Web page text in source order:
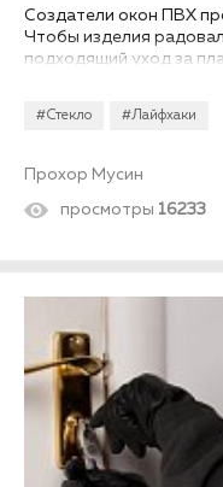
#Стекло #Лайфхаки
Создатели окон ПВХ
Чтобы изделия
подходящий уход за
Прохор Мусин
просмотры 16233